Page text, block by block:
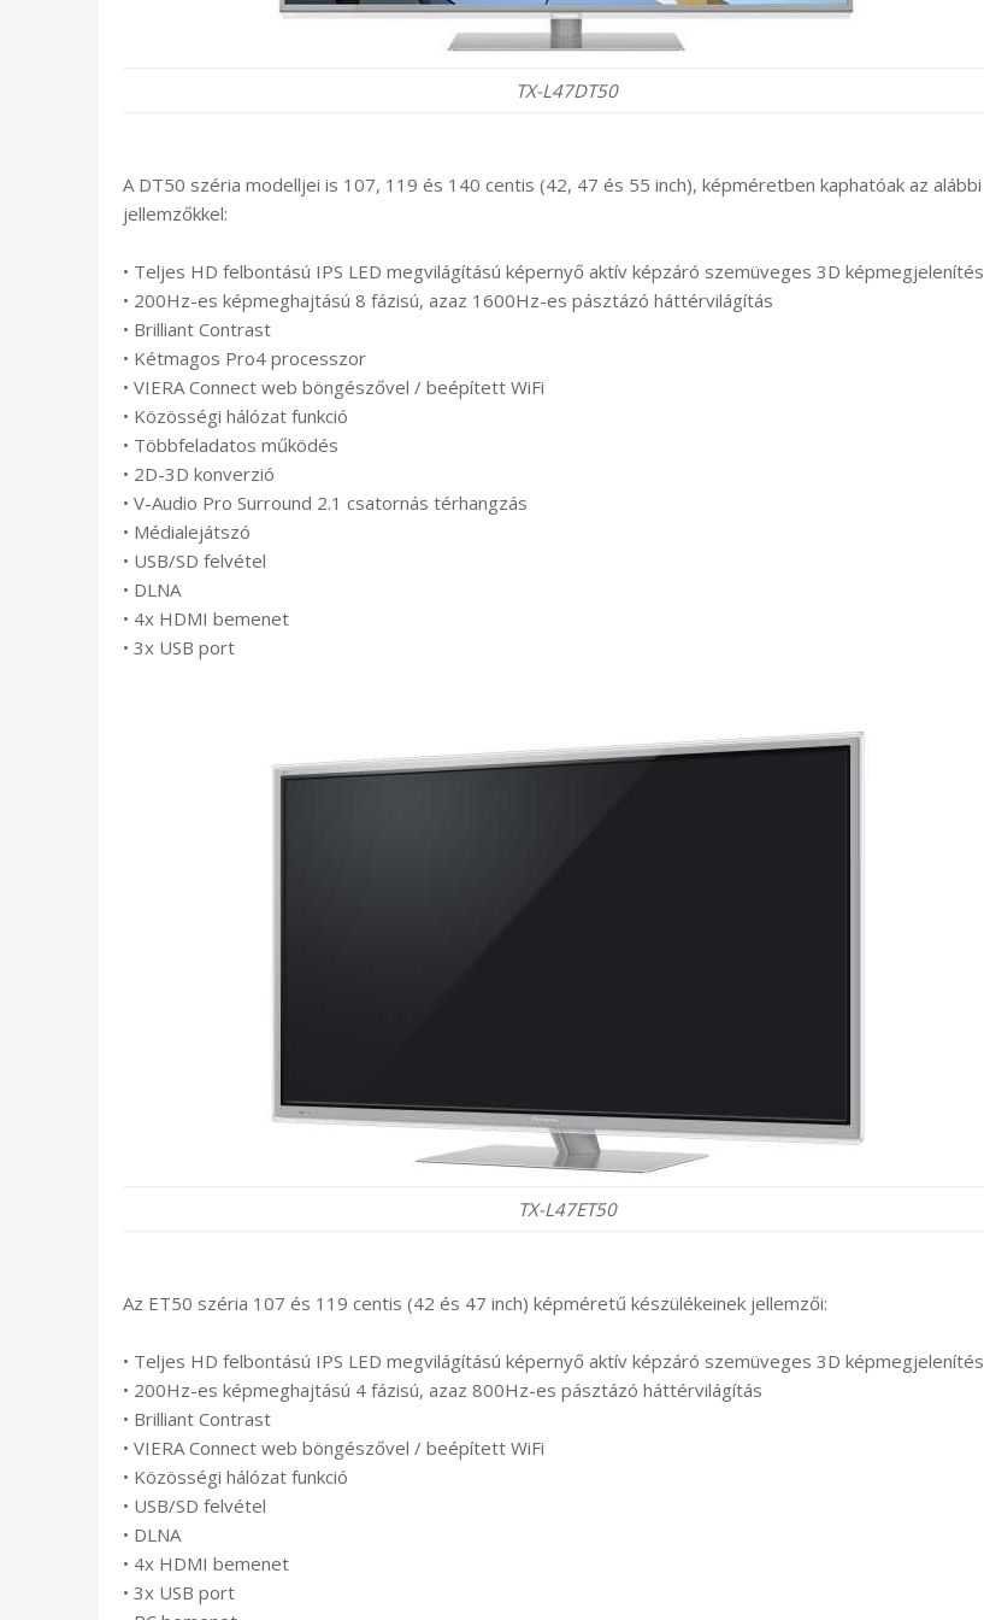
TX-L47DT50
A DT50 széria modelljei is 107, 119 és 140 centis (42, 47 és 55 inch), képméretben kaphatóak az alábbi
jellemzőkkel:
• Teljes HD felbontású IPS LED megvilágítású képernyő aktív képzáró szemüveges 3D képmegjelenítés
• 200Hz-es képmeghajtású 8 fázisú, azaz 1600Hz-es pásztázó háttérvilágítás
• Brilliant Contrast
• Kétmagos Pro4 processzor
• VIERA Connect web böngészővel / beépített WiFi
• Közösségi hálózat funkció
• Többfeladatos működés
• 2D-3D konverzió
• V-Audio Pro Surround 2.1 csatornás térhangzás
• Médialejátszó
• USB/SD felvétel
• DLNA
• 4x HDMI bemenet
• 3x USB port
TX-L47ET50
Az ET50 széria 107 és 119 centis (42 és 47 inch) képméretű készülékeinek jellemzői:
• Teljes HD felbontású IPS LED megvilágítású képernyő aktív képzáró szemüveges 3D képmegjelenítés
• 200Hz-es képmeghajtású 4 fázisú, azaz 800Hz-es pásztázó háttérvilágítás
• Brilliant Contrast
• VIERA Connect web böngészővel / beépített WiFi
• Közösségi hálózat funkció
• USB/SD felvétel
• DLNA
• 4x HDMI bemenet
• 3x USB port